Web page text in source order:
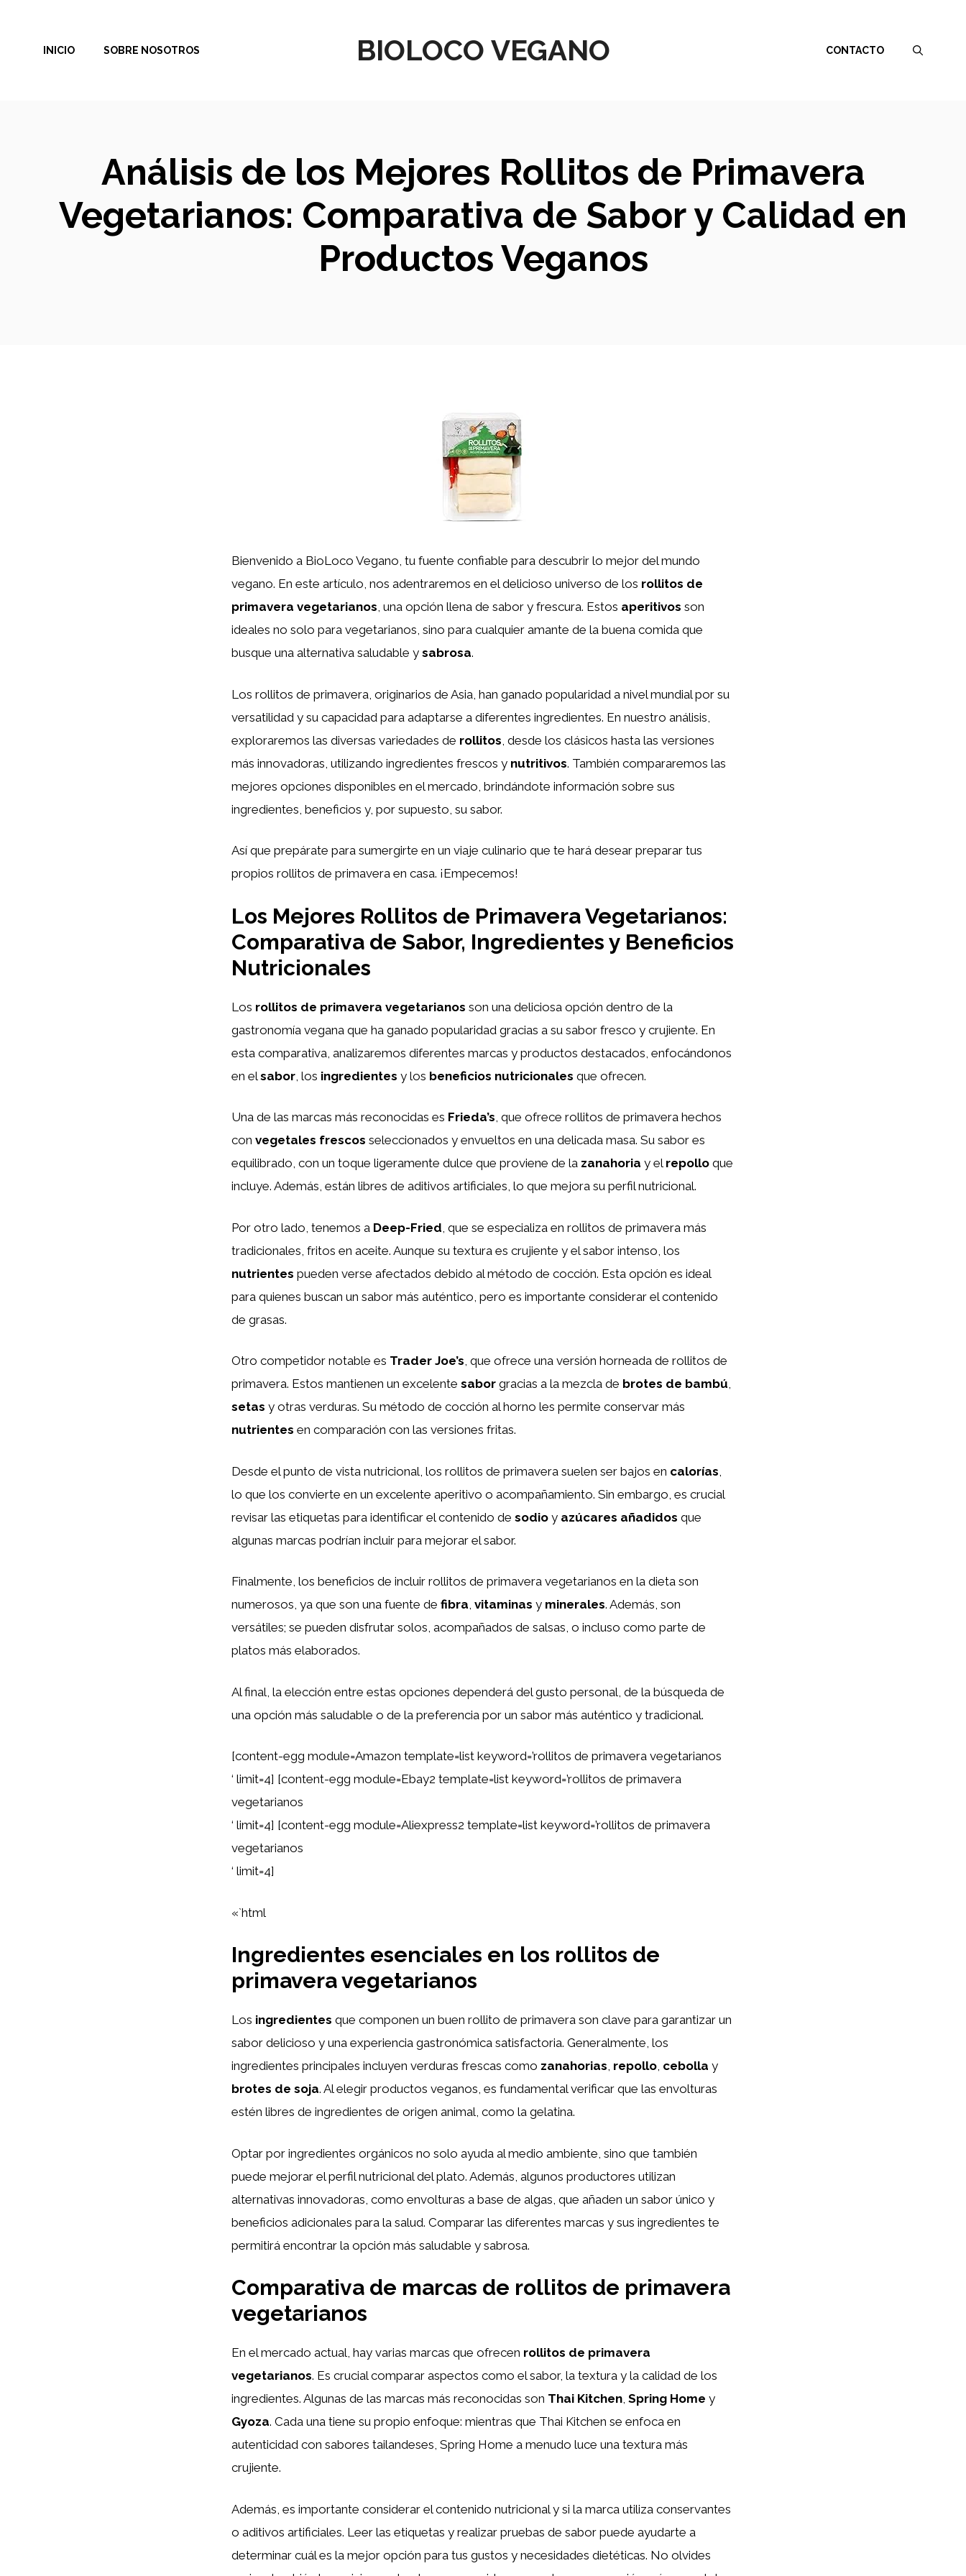
contenido
BIOLOCO VEGANO
INICIO SOBRE NOSOTROS CONTACTO
Análisis de los Mejores Rollitos de Primavera
Vegetarianos: Comparativa de Sabor y Calidad en
Productos Veganos
Bienvenido a BioLoco Vegano, tu fuente confiable para descubrir lo mejor del mundo
vegano. En este artículo, nos adentraremos en el delicioso universo de los rollitos de
primavera vegetarianos, una opción llena de sabor y frescura. Estos aperitivos son
ideales no solo para vegetarianos, sino para cualquier amante de la buena comida que
busque una alternativa saludable y sabrosa.
Los rollitos de primavera, originarios de Asia, han ganado popularidad a nivel mundial por su
versatilidad y su capacidad para adaptarse a diferentes ingredientes. En nuestro análisis,
exploraremos las diversas variedades de rollitos , desde los clásicos hasta las versiones
más innovadoras, utilizando ingredientes frescos y nutritivos. También compararemos las
mejores opciones disponibles en el mercado, brindándote información sobre sus
ingredientes, beneficios y, por supuesto, su sabor.
Así que prepárate para sumergirte en un viaje culinario que te hará desear preparar tus
propios rollitos de primavera en casa. ¡Empecemos!
Los Mejores Rollitos de Primavera Vegetarianos:
Comparativa de Sabor, Ingredientes y Beneficios
Nutricionales
Los rollitos de primavera vegetarianos son una deliciosa opción dentro de la
gastronomía vegana que ha ganado popularidad gracias a su sabor fresco y crujiente. En
esta comparativa, analizaremos diferentes marcas y productos destacados, enfocándonos
en elsabor , los ingredientes y los beneficios nutricionales que ofrecen.
Una de las marcas más reconocidas es Frieda’s, que ofrece rollitos de primavera hechos
con vegetales frescos seleccionados y envueltos en una delicada masa. Su sabor es
equilibrado, con un toque ligeramente dulce que proviene de la zanahoria y el repollo que
incluye. Además, están libres de aditivos artificiales, lo que mejora su perfil nutricional.
Por otro lado, tenemos a Deep-Fried , que se especializa en rollitos de primavera más
tradicionales, fritos en aceite. Aunque su textura es crujiente y el sabor intenso, los
nutrientes pueden verse afectados debido al método de cocción. Esta opción es ideal
para quienes buscan un sabor más auténtico, pero es importante considerar el contenido
de grasas.
Otro competidor notable es Trader Joe’s, que ofrece una versión horneada de rollitos de
primavera. Estos mantienen un excelente sabor gracias a la mezcla de brotes de bambú,
setas y otras verduras. Su método de cocción al horno les permite conservar más
nutrientes en comparación con las versiones fritas.
Desde el punto de vista nutricional, los rollitos de primavera suelen ser bajos en calorías
lo que los convierte en un excelente aperitivo o acompañamiento. Sin embargo, es crucial
revisar las etiquetas para identificar el contenido de sodio y azúcares añadidos que
algunas marcas podrían incluir para mejorar el sabor.
Finalmente, los beneficios de incluir rollitos de primavera vegetarianos en la dieta son
numerosos, ya que son una fuente de fibra, vitaminas y minerales. Además, son
versátiles; se pueden disfrutar solos, acompañados de salsas, o incluso como parte de
platos más elaborados.
Al final, la elección entre estas opciones dependerá del gusto personal, de la búsqueda de
una opción más saludable o de la preferencia por un sabor más auténtico y tradicional.
[content-egg module=Amazon template=list keyword=’rollitos de primavera vegetarianos
‘ limit=4] [content-egg module=Ebay2 template=list keyword=’rollitos de primavera
vegetarianos
‘ limit=4] [content-egg module=Aliexpress2 template=list keyword=’rollitos de primavera
vegetarianos
‘ limit=4]
«`html
Ingredientes esenciales en los rollitos de
primavera vegetarianos
Los ingredientes que componen un buen rollito de primavera son clave para garantizar un
sabor delicioso y una experiencia gastronómica satisfactoria. Generalmente, los
ingredientes principales incluyen verduras frescas como zanahorias, repollo, cebolla y
brotes de soja. Al elegir productos veganos, es fundamental verificar que las envolturas
estén libres de ingredientes de origen animal, como la gelatina.
Optar por ingredientes orgánicos no solo ayuda al medio ambiente, sino que también
puede mejorar el perfil nutricional del plato. Además, algunos productores utilizan
alternativas innovadoras, como envolturas a base de algas, que añaden un sabor único y
beneficios adicionales para la salud. Comparar las diferentes marcas y sus ingredientes te
permitirá encontrar la opción más saludable y sabrosa.
Comparativa de marcas de rollitos de primavera
vegetarianos
En el mercado actual, hay varias marcas que ofrecen rollitos de primavera
vegetarianos. Es crucial comparar aspectos como el sabor, la textura y la calidad de los
ingredientes. Algunas de las marcas más reconocidas son Thai Kitchen, Spring Home y
Gyoza. Cada una tiene su propio enfoque: mientras que Thai Kitchen se enfoca en
autenticidad con sabores tailandeses, Spring Home a menudo luce una textura más
crujiente.
Además, es importante considerar el contenido nutricional y si la marca utiliza conservantes
o aditivos artificiales. Leer las etiquetas y realizar pruebas de sabor puede ayudarte a
determinar cuál es la mejor opción para tus gustos y necesidades dietéticas. No olvides